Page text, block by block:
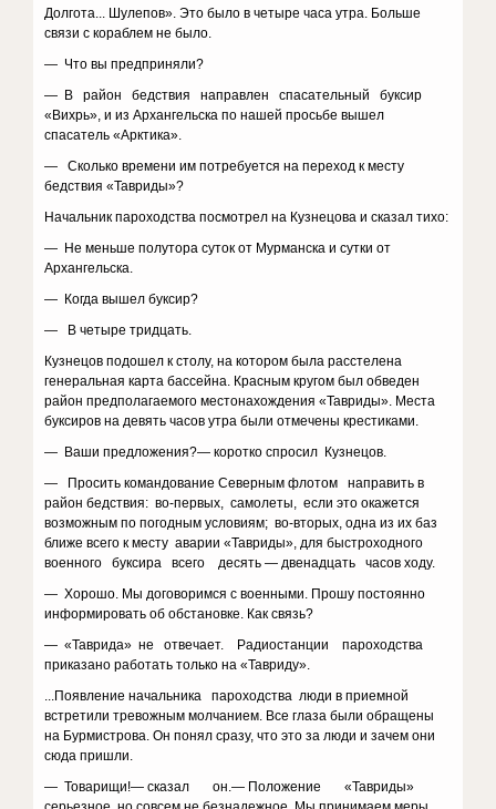
Долгота... Шулепов». Это было в четыре часа утра. Больше
связи с кораблем не было.
— Что вы предприняли?
— В район бедствия направлен спасательный буксир
«Вихрь», и из Архангельска по нашей просьбе вышел
спасатель «Арктика».
— Сколько времени им потребуется на переход к месту
бедствия «Тавриды»?
Начальник пароходства посмотрел на Кузнецова и сказал тихо:
— Не меньше полутора суток от Мурманска и сутки от
Архангельска.
— Когда вышел буксир?
— В четыре тридцать.
Кузнецов подошел к столу, на котором была расстелена
генеральная карта бассейна. Красным кругом был обведен
район предполагаемого местонахождения «Тавриды». Места
буксиров на девять часов утра были отмечены крестиками.
— Ваши предложения?— коротко спросил Кузнецов.
— Просить командование Северным флотом направить в
район бедствия: во-первых, самолеты, если это окажется
возможным по погодным условиям; во-вторых, одна из их баз
ближе всего к месту аварии «Тавриды», для быстроходного
военного буксира всего десять — двенадцать часов ходу.
— Хорошо. Мы договоримся с военными. Прошу постоянно
информировать об обстановке. Как связь?
— «Таврида» не отвечает. Радиостанции пароходства
приказано работать только на «Тавриду».
...Появление начальника пароходства люди в приемной
встретили тревожным молчанием. Все глаза были обращены
на Бурмистрова. Он понял сразу, что это за люди и зачем они
сюда пришли.
— Товарищи!— сказал он.— Положение «Тавриды»